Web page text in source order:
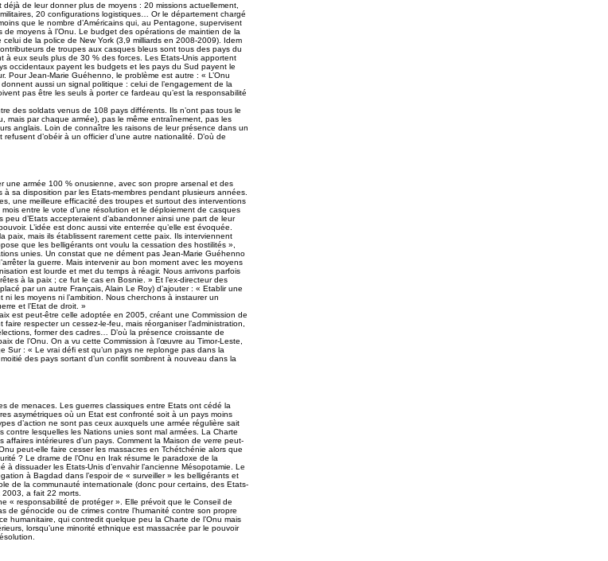
déjà de leur donner plus de moyens : 20 missions actuellement,
20 configurations logistiques… Or le département chargé
que le nombre d’Américains qui, au Pentagone, supervisent
moyens à l’Onu. Le budget des opérations de maintien de la
de la police de New York (3,9 milliards en 2008-2009). Idem
de troupes aux casques bleus sont tous des pays du
à eux seuls plus de 30 % des forces. Les Etats-Unis apportent
occidentaux payent les budgets et les pays du Sud payent le
Pour Jean-Marie Guéhenno, le problème est autre : « L’Onu
aussi un signal politique : celui de l’engagement de la
pas être les seuls à porter ce fardeau qu’est la responsabilité
des soldats venus de 108 pays différents. Ils n’ont pas tous le
mais par chaque armée), pas le même entraînement, pas les
anglais. Loin de connaître les raisons de leur présence dans un
d’obéir à un officier d’une autre nationalité. D’où de
une armée 100 % onusienne, avec son propre arsenal et des
à sa disposition par les Etats-membres pendant plusieurs années.
une meilleure efficacité des troupes et surtout des interventions
entre le vote d’une résolution et le déploiement de casques
d’Etats accepteraient d’abandonner ainsi une part de leur
L’idée est donc aussi vite enterrée qu’elle est évoquée.
paix, mais ils établissent rarement cette paix. Ils interviennent
que les belligérants ont voulu la cessation des hostilités »,
unies. Un constat que ne dément pas Jean-Marie Guéhenno
la guerre. Mais intervenir au bon moment avec les moyens
est lourde et met du temps à réagir. Nous arrivons parfois
à la paix ; ce fut le cas en Bosnie. » Et l’ex-directeur des
par un autre Français, Alain Le Roy) d’ajouter : « Etablir une
les moyens ni l’ambition. Nous cherchons à instaurer un
et l’Etat de droit. »
est peut-être celle adoptée en 2005, créant une Commission de
respecter un cessez-le-feu, mais réorganiser l’administration,
former des cadres… D’où la présence croissante de
de l’Onu. On a vu cette Commission à l’œuvre au Timor-Leste,
: « Le vrai défi est qu’un pays ne replonge pas dans la
des pays sortant d’un conflit sombrent à nouveau dans la
de menaces. Les guerres classiques entre Etats ont cédé la
asymétriques où un Etat est confronté soit à un pays moins
d’action ne sont pas ceux auxquels une armée régulière sait
contre lesquelles les Nations unies sont mal armées. La Charte
affaires intérieures d’un pays. Comment la Maison de verre peut-
peut-elle faire cesser les massacres en Tchétchénie alors que
? Le drame de l’Onu en Irak résume le paradoxe de la
dissuader les Etats-Unis d’envahir l’ancienne Mésopotamie. Le
à Bagdad dans l’espoir de « surveiller » les belligérants et
de la communauté internationale (donc pour certains, des Etats-
a fait 22 morts.
« responsabilité de protéger ». Elle prévoit que le Conseil de
de génocide ou de crimes contre l’humanité contre son propre
humanitaire, qui contredit quelque peu la Charte de l’Onu mais
lorsqu’une minorité ethnique est massacrée par le pouvoir